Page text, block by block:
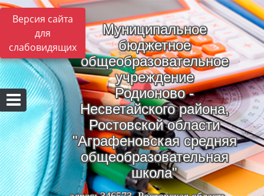
Версия сайта
для
слабовидящих
Муниципальное
бюджетное
общеобразовательное
учреждение
Родионово -
Несветайского района,
Ростовской области
"Аграфеновская средняя
общеобразовательная
школа"